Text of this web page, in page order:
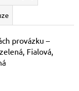
provázku –
Fialová,